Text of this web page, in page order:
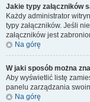
Jakie typy załączników
Każdy administrator
typy załączników. Jeśli
załączników jest
Na górę
W jaki sposób można
Aby wyświetlić listę
panelu zarządzania
Na górę